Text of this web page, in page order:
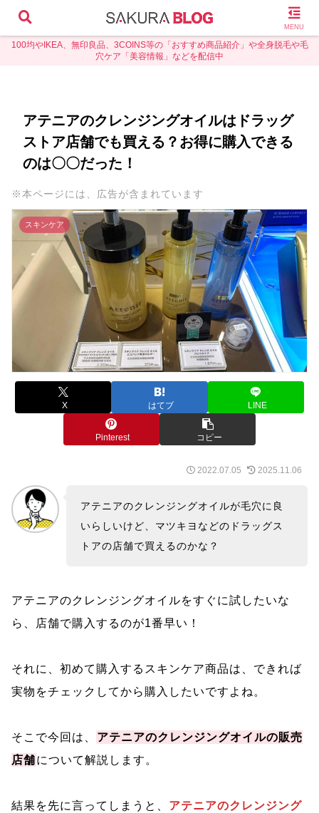
100均やIKEA、無印良品、3COINS等の「おすすめ商品紹介」や全身脱毛や毛
穴ケア「美容情報」などを配信中
アテニアのクレンジングオイルはドラッグ
ストア店舗でも買える？お得に購入できる
のは〇〇だった！
※本ページには、広告が含まれています
スキンケア
X はてブ LINE
Pinterest コピー
2022.07.05 2025.11.06
アテニアのクレンジングオイルが毛穴に良
いらしいけど、マツキヨなどのドラッグス
トアの店舗で買えるのかな？
アテニアのクレンジングオイルをすぐに試したいな
ら、店舗で購入するのが1番早い！
それに、初めて購入するスキンケア商品は、できれば
実物をチェックしてから購入したいですよね。
そこで今回は、
アテニアのクレンジングオイルの販売
店舗について解説します。
結果を先に言ってしまうと、 アテニアのクレンジング
MENU